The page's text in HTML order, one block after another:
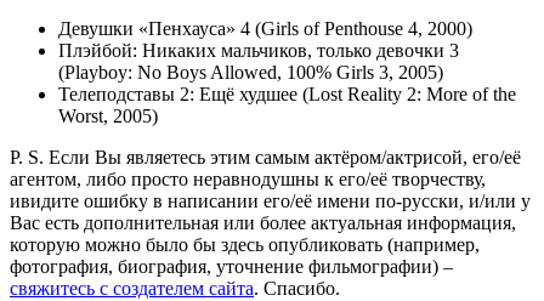
Девушки «Пенхауса» 4 (Girls of Penthouse 4, 2000)
Плэйбой: Никаких мальчиков, только девочки 3
(Playboy: No Boys Allowed, 100% Girls 3, 2005)
Телеподставы 2: Ещё худшее (Lost Reality 2: More of the
Worst, 2005)
P. S. Если Вы являетесь этим самым актёром/актрисой, его/её
агентом, либо просто неравнодушны к его/её творчеству,
ивидите ошибку в написании его/её имени по-русски, и/или у
Вас есть дополнительная или более актуальная информация,
которую можно было бы здесь опубликовать (например,
фотография, биография, уточнение фильмографии) –
свяжитесь с создателем сайта. Спасибо.